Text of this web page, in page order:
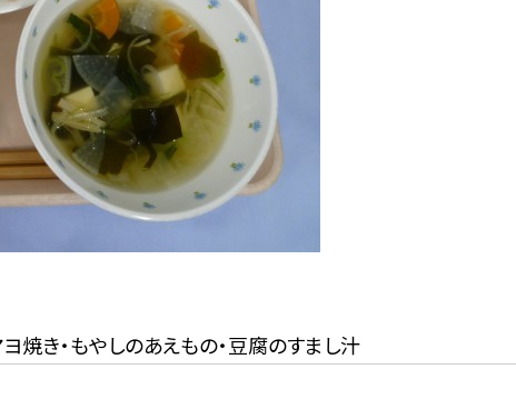
焼き・もやしのあえもの・豆腐のすまし汁